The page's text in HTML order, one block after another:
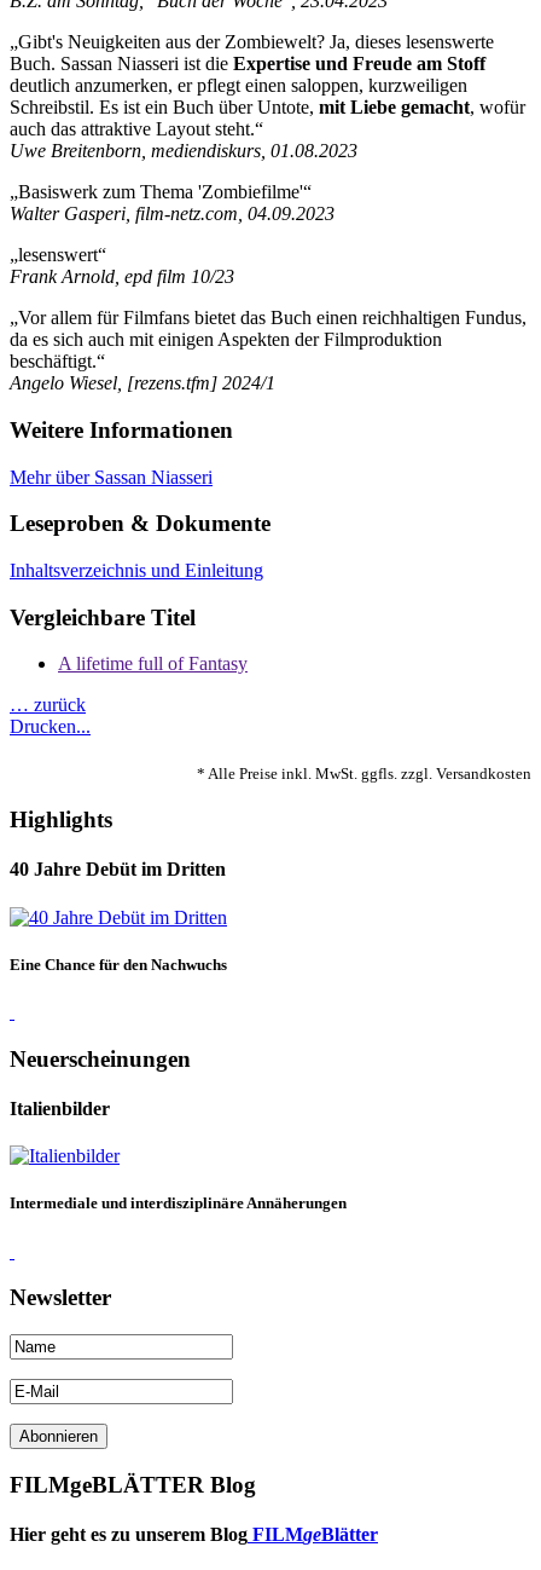
„Gibt's Neuigkeiten aus der Zombiewelt? Ja, dieses lesenswerte
Buch. Sassan Niasseri ist die Expertise und Freude am Stoff
deutlich anzumerken, er pflegt einen saloppen, kurzweiligen
Schreibstil. Es ist ein Buch über Untote, mit Liebe gemacht, wofür
auch das attraktive Layout steht.“
Uwe Breitenborn, mediendiskurs, 01.08.2023
„Basiswerk zum Thema 'Zombiefilme'“
Walter Gasperi, film-netz.com, 04.09.2023
„lesenswert“
Frank Arnold, epd film 10/23
„Vor allem für Filmfans bietet das Buch einen reichhaltigen Fundus,
da es sich auch mit einigen Aspekten der Filmproduktion
beschäftigt.“
Angelo Wiesel, [rezens.tfm] 2024/1
Weitere Informationen
Mehr über Sassan Niasseri
Leseproben & Dokumente
Inhaltsverzeichnis und Einleitung
Vergleichbare Titel
A lifetime full of Fantasy
… zurück
Drucken...
* Alle Preise inkl. MwSt. ggfls. zzgl. Versandkosten
Highlights
40 Jahre Debüt im Dritten
Eine Chance für den Nachwuchs
Neuerscheinungen
Italienbilder
Intermediale und interdisziplinäre Annäherungen
Newsletter
FILMgeBLÄTTER Blog
Hier geht es zu unserem Blog FILMgeBlätter